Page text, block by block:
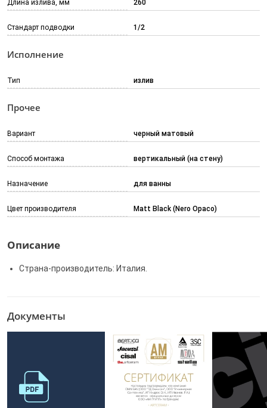
Длина излива, мм 260
Стандарт подводки 1/2
Исполнение
Тип излив
Прочее
Вариант черный матовый
Способ монтажа вертикальный (на стену)
Назначение для ванны
Цвет производителя Matt Black (Nero Opaco)
Описание
Страна-производитель: Италия.
Документы